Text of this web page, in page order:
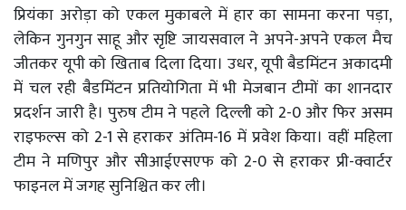
प्रियंका अरोड़ा को एकल मुकाबले में हार का सामना करना पड़ा,
लेकिन गुनगुन साहू और सृष्टि जायसवाल ने अपने-अपने एकल मैच
जीतकर यूपी को खिताब दिला दिया। उधर, यूपी बैडमिंटन अकादमी
में चल रही बैडमिंटन प्रतियोगिता में भी मेजबान टीमों का शानदार
प्रदर्शन जारी है। पुरुष टीम ने पहले दिल्ली को 2-0 और फिर असम
राइफल्स को 2-1 से हराकर अंतिम-16 में प्रवेश किया। वहीं महिला
टीम ने मणिपुर और सीआईएसएफ को 2-0 से हराकर प्री-क्वार्टर
फाइनल में जगह सुनिश्चित कर ली।